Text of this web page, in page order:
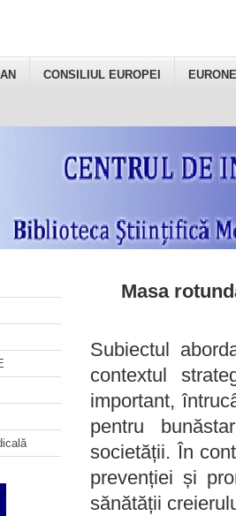
CONSILIUL EUROPEI
Masa
Subiectul
contextul
important,
pentru
societății. În
prevenției și
sănătății